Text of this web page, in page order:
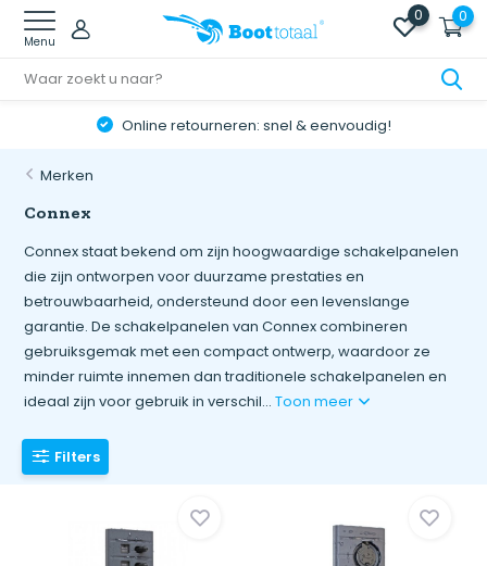
Menu
0 0
Online retourneren: snel & eenvoudig!
Merken
Connex
Connex staat bekend om zijn hoogwaardige schakelpanelen
die zijn ontworpen voor duurzame prestaties en
betrouwbaarheid, ondersteund door een levenslange
garantie. De schakelpanelen van Connex combineren
gebruiksgemak met een compact ontwerp, waardoor ze
minder ruimte innemen dan traditionele schakelpanelen en
ideaal zijn voor gebruik in verschil...Toon meer
Filters